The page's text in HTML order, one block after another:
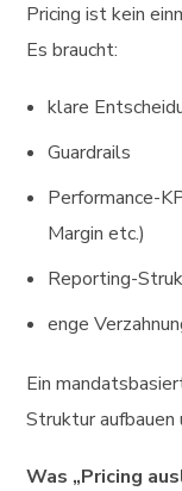
Pricing ist kein
Es braucht:
klare
Guardrails
Performance-
Margin etc.)
Reporting-
enge
Ein
Struktur aufbauen
Was „Pricing